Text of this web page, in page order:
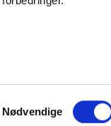
Nødvendige